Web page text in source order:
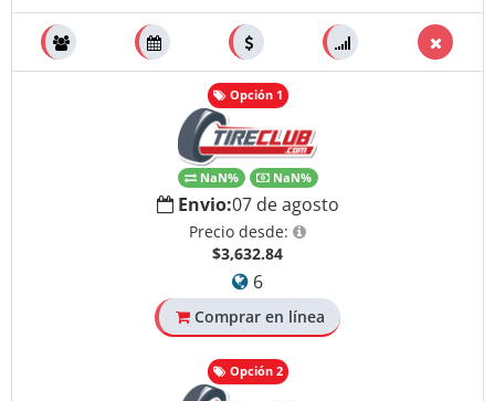
Opción 1
NaN% NaN%
Envio:07 de agosto
Precio desde:
$3,632.84
6
Comprar en línea
Opción 2